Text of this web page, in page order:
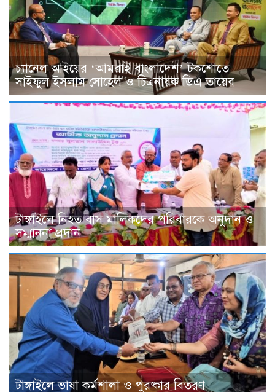
চ্যানেল আইয়ের ‘আমরাই বাংলাদেশ’ টকশোতে
সাইফুল ইসলাম সোহেল ও চিত্রনায়ক ডিএ তায়েব
টাঙ্গাইলে নিহত বাস মালিকদের পরিবারকে অনুদান ও
সম্মাননা প্রদান
টাঙ্গাইলে ভাষা কর্মশালা ও পুরষ্কার বিতরণ